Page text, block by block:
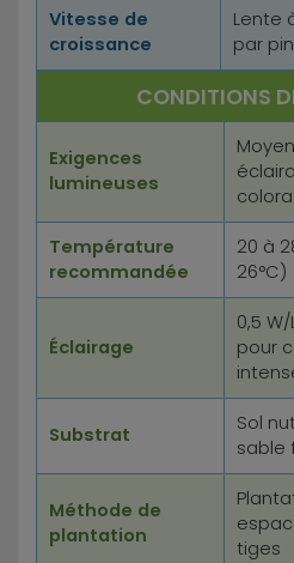
Vitesse de
croissance
Lente
par
CONDITIONS
Exigences
lumineuses
Température
recommandée
20 à
26°C)
Éclairage
0,5
pour
Substrat
Sol
sable
Méthode de
plantation
tiges